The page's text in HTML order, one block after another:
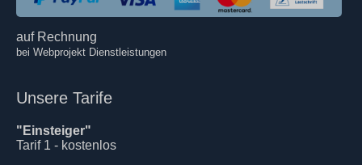
auf Rechnung
bei Webprojekt Dienstleistungen
Unsere Tarife
"Einsteiger"
Tarif 1 - kostenlos